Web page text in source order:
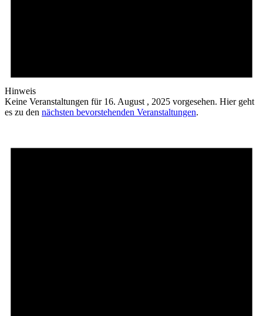
Hinweis
Keine Veranstaltungen für 16. August , 2025 vorgesehen. Hier geht
es zu den nächsten bevorstehenden Veranstaltungen.